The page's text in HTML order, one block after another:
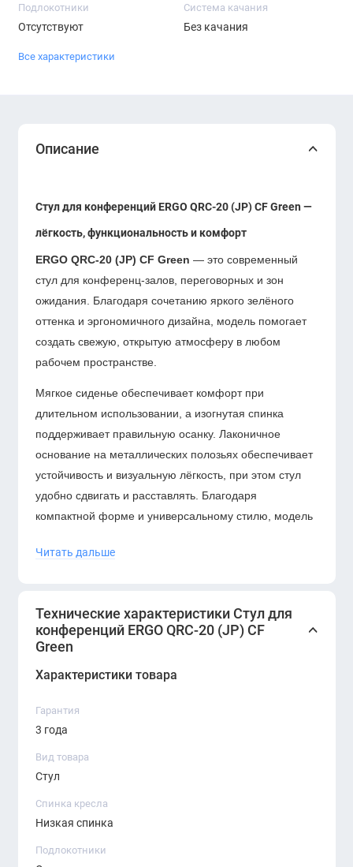
Подлокотники
Отсутствуют
Система качания
Без качания
Все характеристики
Описание
Стул для конференций ERGO QRC-20 (JP) CF Green —
лёгкость, функциональность и комфорт
ERGO QRC-20 (JP) CF Green — это современный
стул для конференц-залов, переговорных и зон
ожидания. Благодаря сочетанию яркого зелёного
оттенка и эргономичного дизайна, модель помогает
создать свежую, открытую атмосферу в любом
рабочем пространстве.
Мягкое сиденье обеспечивает комфорт при
длительном использовании, а изогнутая спинка
поддерживает правильную осанку. Лаконичное
основание на металлических полозьях обеспечивает
устойчивость и визуальную лёгкость, при этом стул
удобно сдвигать и расставлять. Благодаря
компактной форме и универсальному стилю, модель
пространств.
Эргономичная форма спинки и мягкое сиденье
Компактность и лёгкость в перемещении
Сдержанный, но свежий цвет — акцент в
приёмных и коворкингов
офиса.
Читать дальше
Технические характеристики Стул для
конференций ERGO QRC-20 (JP) CF
Green
Характеристики товара
Гарантия
3 года
Вид товара
Стул
Спинка кресла
Низкая спинка
Подлокотники